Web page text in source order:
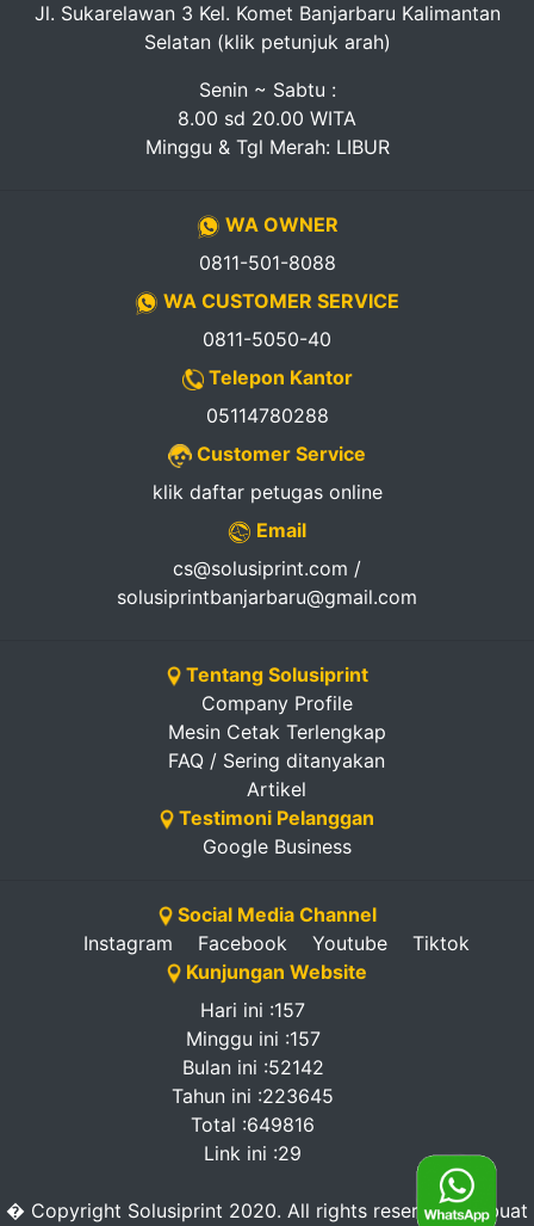
Jl. Sukarelawan 3 Kel. Komet Banjarbaru Kalimantan
Selatan (klik petunjuk arah)
Senin ~ Sabtu :
8.00 sd 20.00 WITA
Minggu & Tgl Merah: LIBUR
WA OWNER
0811-501-8088
WA CUSTOMER SERVICE
0811-5050-40
Telepon Kantor
05114780288
Customer Service
klik daftar petugas online
Email
cs@solusiprint.com /
solusiprintbanjarbaru@gmail.com
Tentang Solusiprint
Company Profile
Mesin Cetak Terlengkap
FAQ / Sering ditanyakan
Artikel
Testimoni Pelanggan
Google Business
Social Media Channel
Instagram
Facebook Youtube
Tiktok
Kunjungan Website
Hari ini :157
Minggu ini :157
Bulan ini :52142
Tahun ini :223645
Total :649816
Link ini :29
� Copyright Solusiprint 2020. All rights reserved. -dibuat